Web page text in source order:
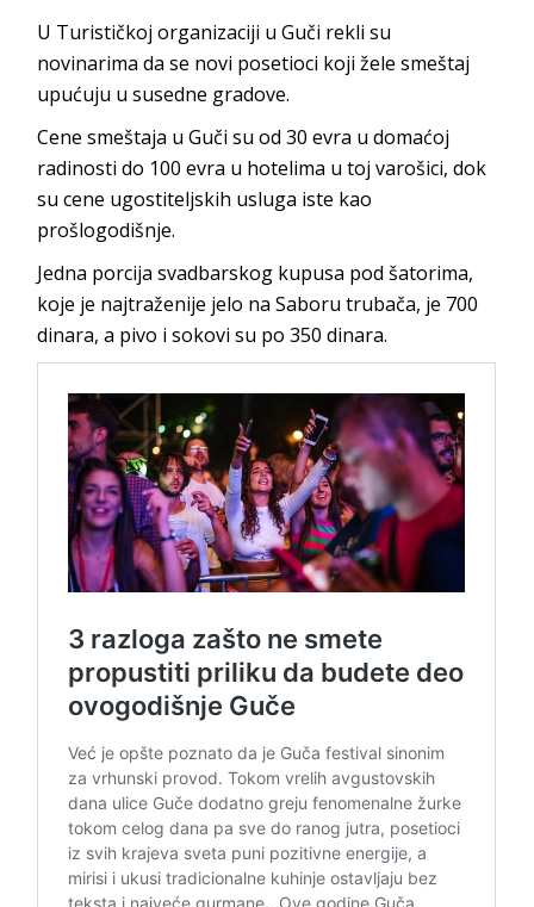
U Turističkoj organizaciji u Guči rekli su
novinarima da se novi posetioci koji žele smeštaj
upućuju u susedne gradove.
Cene smeštaja u Guči su od 30 evra u domaćoj
radinosti do 100 evra u hotelima u toj varošici, dok
su cene ugostiteljskih usluga iste kao
prošlogodišnje.
Jedna porcija svadbarskog kupusa pod šatorima,
koje je najtraženije jelo na Saboru trubača, je 700
dinara, a pivo i sokovi su po 350 dinara.